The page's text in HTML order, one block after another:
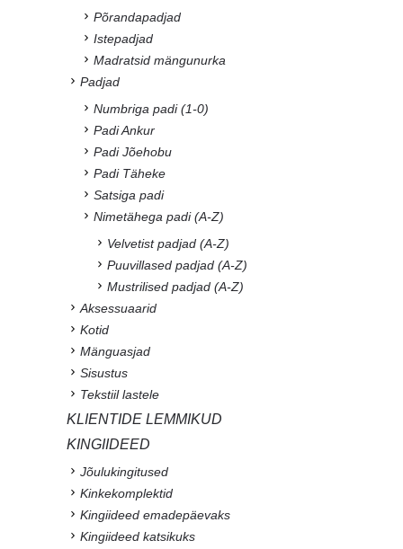
Põrandapadjad
Istepadjad
Madratsid mängunurka
Padjad
Numbriga padi (1-0)
Padi Ankur
Padi Jõehobu
Padi Täheke
Satsiga padi
Nimetähega padi (A-Z)
Velvetist padjad (A-Z)
Puuvillased padjad (A-Z)
Mustrilised padjad (A-Z)
Aksessuaarid
Kotid
Mänguasjad
Sisustus
Tekstiil lastele
KLIENTIDE LEMMIKUD
KINGIIDEED
Jõulukingitused
Kinkekomplektid
Kingiideed emadepäevaks
Kingiideed katsikuks